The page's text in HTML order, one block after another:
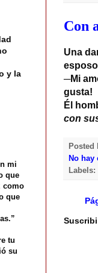
Con
Una
─Mi
gusta!
Él
con
No
Labels:
y la
mi
que
como
que
tu
su